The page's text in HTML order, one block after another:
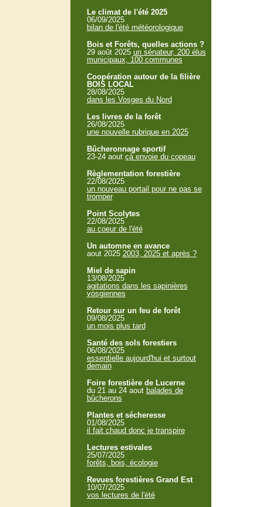
Le climat de l'été 2025
06/09/2025
bilan de l'été météorologique
Bois et Forêts, quelles actions ?
29 août 2025 un sénateur, 200 élus
municipaux, 100 communes
Coopération autour de la filière
BOIS LOCAL
28/08/2025
dans les Vosges du Nord
Les livres de la forêt
26/08/2025
une nouvelle rubrique en 2025
Bûcheronnage sportif
23-24 aout çà envoie du copeau
Règlementation forestière
22/08/2025
un nouveau portail pour ne pas se
tromper
Point Scolytes
22/08/2025
au coeur de l'été
Un automne en avance
aout 2025 2003, 2025 et après ?
Miel de sapin
13/08/2025
agitations dans les sapinières
vosgiennes
Retour sur un feu de forêt
09/08/2025
un mois plus tard
Santé des sols forestiers
06/08/2025
essentielle aujourd'hui et surtout
demain
Foire forestière de Lucerne
du 21 au 24 aout balades de
bûcherons
Plantes et sécheresse
01/08/2025
il fait chaud donc je transpire
Lectures estivales
25/07/2025
forêts, bois, écologie
Revues forestières Grand Est
10/07/2025
vos lectures de l'été